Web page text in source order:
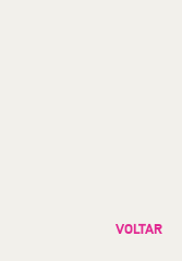
VOLTAR